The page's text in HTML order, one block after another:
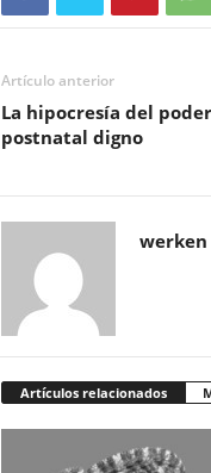
Artículo anterior
La hipocresía del
postnatal digno
Artículos relacionados